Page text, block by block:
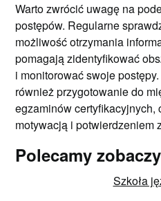
Warto zwrócić uwagę na
postępów. Regularne
możliwość otrzymania
pomagają zidentyfikować
i monitorować swoje
również przygotowanie do
egzaminów certyfikacyjnych,
motywacją i potwierdzeniem
Polecamy
Szkoła